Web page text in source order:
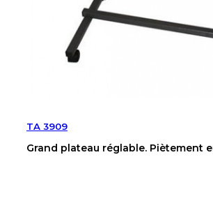
TA 3909
Grand plateau réglable. Piètement